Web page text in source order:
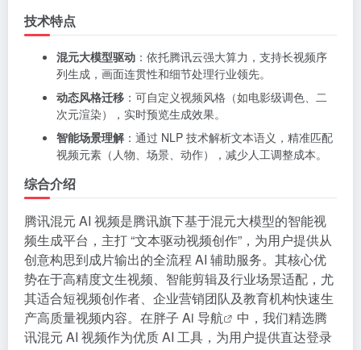
技术特点
混元大模型驱动 ：依托腾讯云强大算力，支持长视频序
列生成，画面连贯性和细节处理行业领先。
动态风格迁移 ：可自定义视频风格（如电影级调色、二
次元渲染），实时预览生成效果。
智能场景理解：通过 NLP 技术解析文本语义，精准匹配
视频元素（人物、场景、动作），减少人工调整成本。
综合介绍
腾讯混元 AI 视频是腾讯旗下基于混元大模型的智能视
频生成平台，主打 “文本驱动视频创作”，为用户提供从
创意构思到成片输出的全流程 AI 辅助服务。其核心优
势在于高精度文生视频、智能剪辑及行业场景适配，尤
其适合短视频创作者、企业营销团队及教育机构快速生
产高质量视频内容。在胖子 Ai 导航
中，我们精选腾
讯混元 AI 视频作为优质 AI 工具，为用户提供直达登录